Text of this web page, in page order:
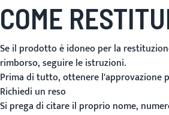
COME
Se il prodotto è idoneo per la
rimborso, seguire le istruzioni.
Prima di tutto, ottenere l'approvazione
Richiedi un reso
Si prega di citare il proprio nome,